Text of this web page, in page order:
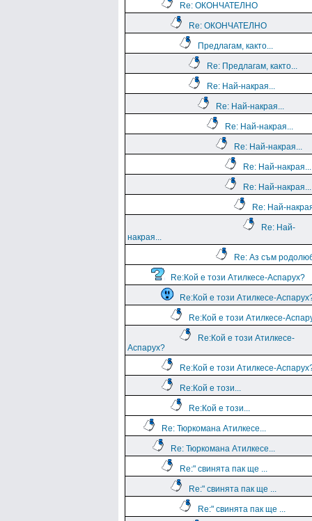
Re: ОКОНЧАТЕЛНО
Re: ОКОНЧАТЕЛНО
Предлагам, както...
Re: Предлагам, както...
Re: Най-накрая...
Re: Най-накрая...
Re: Най-накрая...
Re: Най-накрая...
Re: Най-накрая...
Re: Най-накрая...
Re: Най-
Re: Най-
накрая...
Re: Аз съм
Re:Кой е този Атилкесе-Аспарух?
Re:Кой е този Атилкесе-
Re:Кой е този Атилкесе-
Re:Кой е този Атилкесе-
Аспарух?
Re:Кой е този Атилкесе-
Re:Кой е този...
Re:Кой е този...
Re: Тюркомана Атилкесе...
Re: Тюркомана Атилкесе...
Re:" свинята пак ще ...
Re:" свинята пак ще ...
Re:" свинята пак ще ...